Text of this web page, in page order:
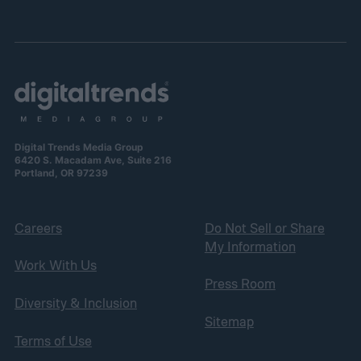
Digital Trends Media Group
6420 S. Macadam Ave, Suite 216
Portland, OR 97239
Careers
Work With Us
Diversity & Inclusion
Terms of Use
Do Not Sell or Share
My Information
Press Room
Sitemap